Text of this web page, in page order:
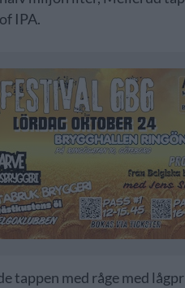
IPA.
tappen med råge med